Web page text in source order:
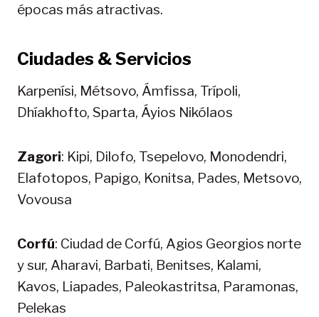
épocas más atractivas.
Ciudades & Servicios
Karpenísi, Métsovo, Ámfissa, Trípoli,
Dhíakhofto, Sparta, Áyios Nikólaos
Zagori: Kipi, Dilofo, Tsepelovo, Monodendri,
Elafotopos, Papigo, Konitsa, Pades, Metsovo,
Vovousa
Corfú: Ciudad de Corfú, Agios Georgios norte
y sur, Aharavi, Barbati, Benitses, Kalami,
Kavos, Liapades, Paleokastritsa, Paramonas,
Pelekas